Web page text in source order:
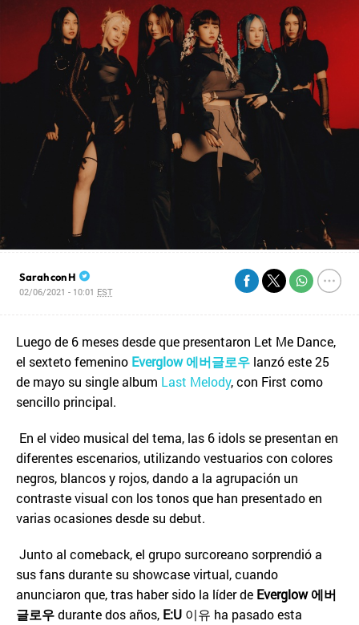
Sarah con H
02/06/2021 - 10:01 EST
Luego de 6 meses desde que presentaron Let Me Dance,
el sexteto femenino Everglow 에버글로우 lanzó este 25
de mayo su single album Last Melody, con First como
sencillo principal.
En el video musical del tema, las 6 idols se presentan en
diferentes escenarios, utilizando vestuarios con colores
negros, blancos y rojos, dando a la agrupación un
contraste visual con los tonos que han presentado en
varias ocasiones desde su debut.
Junto al comeback, el grupo surcoreano sorprendió a
sus fans durante su showcase virtual, cuando
anunciaron que, tras haber sido la líder de Everglow 에버
글로우durante dos años, E:U 이유 ha pasado esta